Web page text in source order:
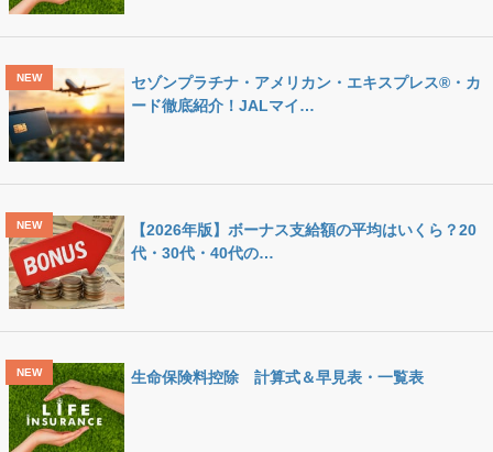
セゾンプラチナ・アメリカン・エキスプレス®・カ
ード徹底紹介！JALマイ…
【2026年版】ボーナス支給額の平均はいくら？20
代・30代・40代の…
生命保険料控除 計算式＆早見表・一覧表